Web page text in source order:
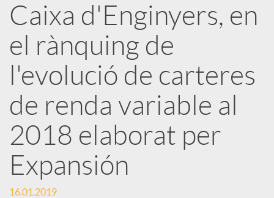
b
l
i
c
a
Caixa d'Enginyers, en
el rànquing de
l'evolució de carteres
de renda variable al
2018 elaborat per
Expansión
16.01.2019